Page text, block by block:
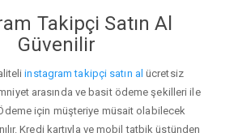
Takipçi Satın Al
Güvenilir
instagram takipçi satın al ücretsiz
arasında ve basit ödeme şekilleri ile
Ödeme için müşteriye müsait olabilecek
Kredi kartıyla ve mobil tatbik üstünden